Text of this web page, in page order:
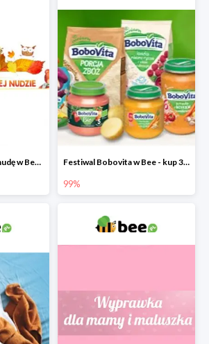
Sposoby na jesienną nudę w Bee do -54% Festiwal Bobovita w Bee - kup 3 produkty a 4. otrzymasz 99% taniej
99%